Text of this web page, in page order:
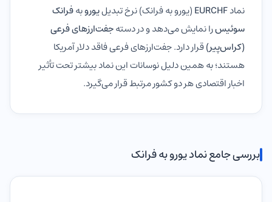
نمادEURCHF(یورو به فرانک) نرخ تبدیلیوروبهفرانک
سوئیسرا نمایش می‌دهد و در دستهجفت‌ارزهای فرعی
(کراس‌پیر)قرار دارد. جفت‌ارزهای فرعی فاقد دلار آمریکا
هستند؛ به همین دلیل نوسانات این نماد بیشتر تحت تأثیر
اخبار اقتصادی هر دو کشور مرتبط قرار می‌گیرد.
بررسی جامع نماد یورو به فرانک